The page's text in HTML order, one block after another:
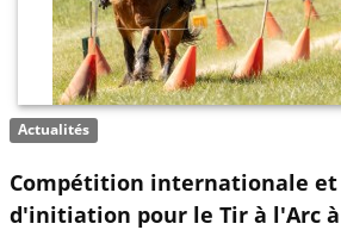
Actualités
Compétition internationale et
d'initiation pour le Tir à l'Arc